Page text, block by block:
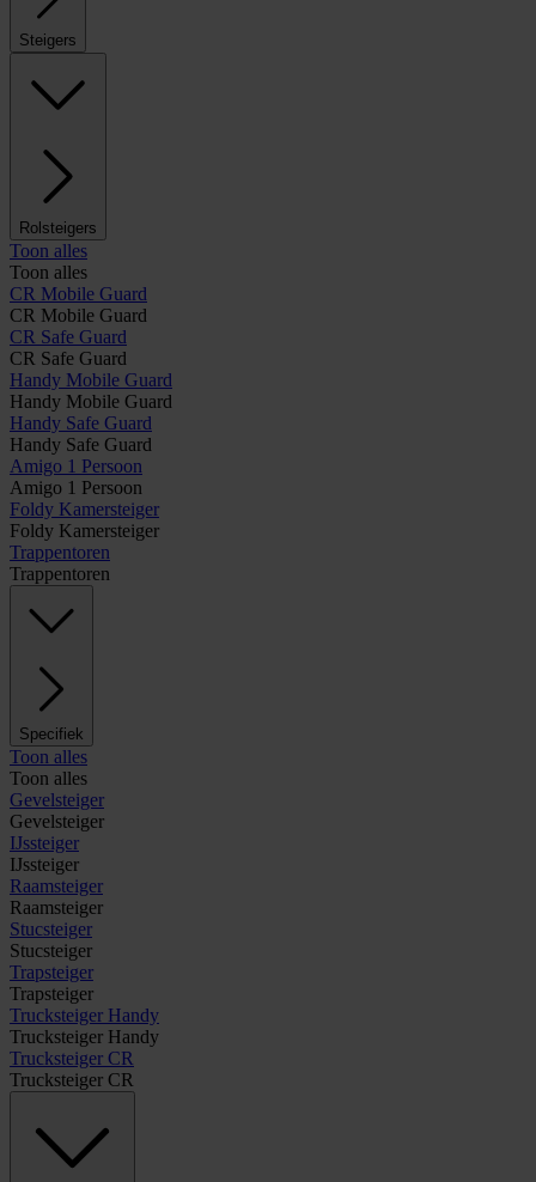
Steigers
Rolsteigers
Toon alles
Toon alles
CR Mobile Guard
CR Mobile Guard
CR Safe Guard
CR Safe Guard
Handy Mobile Guard
Handy Mobile Guard
Handy Safe Guard
Handy Safe Guard
Amigo 1 Persoon
Amigo 1 Persoon
Foldy Kamersteiger
Foldy Kamersteiger
Trappentoren
Trappentoren
Specifiek
Toon alles
Toon alles
Gevelsteiger
Gevelsteiger
IJssteiger
IJssteiger
Raamsteiger
Raamsteiger
Stucsteiger
Stucsteiger
Trapsteiger
Trapsteiger
Trucksteiger Handy
Trucksteiger Handy
Trucksteiger CR
Trucksteiger CR